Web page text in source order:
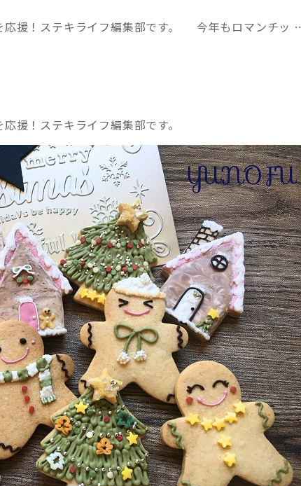
援！ステキライフ編集部です。 今年もロマンチッ
！ステキライフ編集部です。